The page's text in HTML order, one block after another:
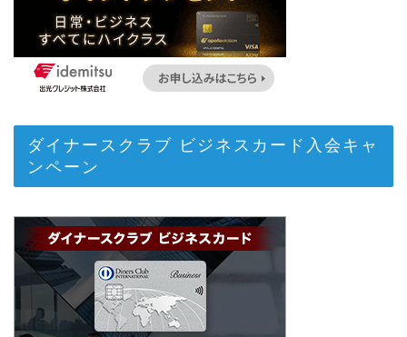
ダイナースクラブ ビジネスカード入会キャ
ンペーン